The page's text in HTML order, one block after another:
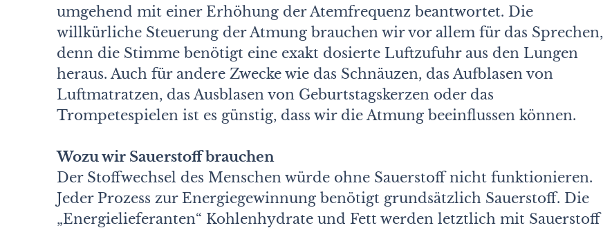
umgehend mit einer Erhöhung der Atemfrequenz beantwortet. Die
willkürliche Steuerung der Atmung brauchen wir vor allem für das Sprechen,
denn die Stimme benötigt eine exakt dosierte Luftzufuhr aus den Lungen
heraus. Auch für andere Zwecke wie das Schnäuzen, das Aufblasen von
Luftmatratzen, das Ausblasen von Geburtstagskerzen oder das
Trompetespielen ist es günstig, dass wir die Atmung beeinflussen können.
Wozu wir Sauerstoff brauchen
Der Stoffwechsel des Menschen würde ohne Sauerstoff nicht funktionieren.
Jeder Prozess zur Energiegewinnung benötigt grundsätzlich Sauerstoff. Die
„Energielieferanten“ Kohlenhydrate und Fett werden letztlich mit Sauerstoff